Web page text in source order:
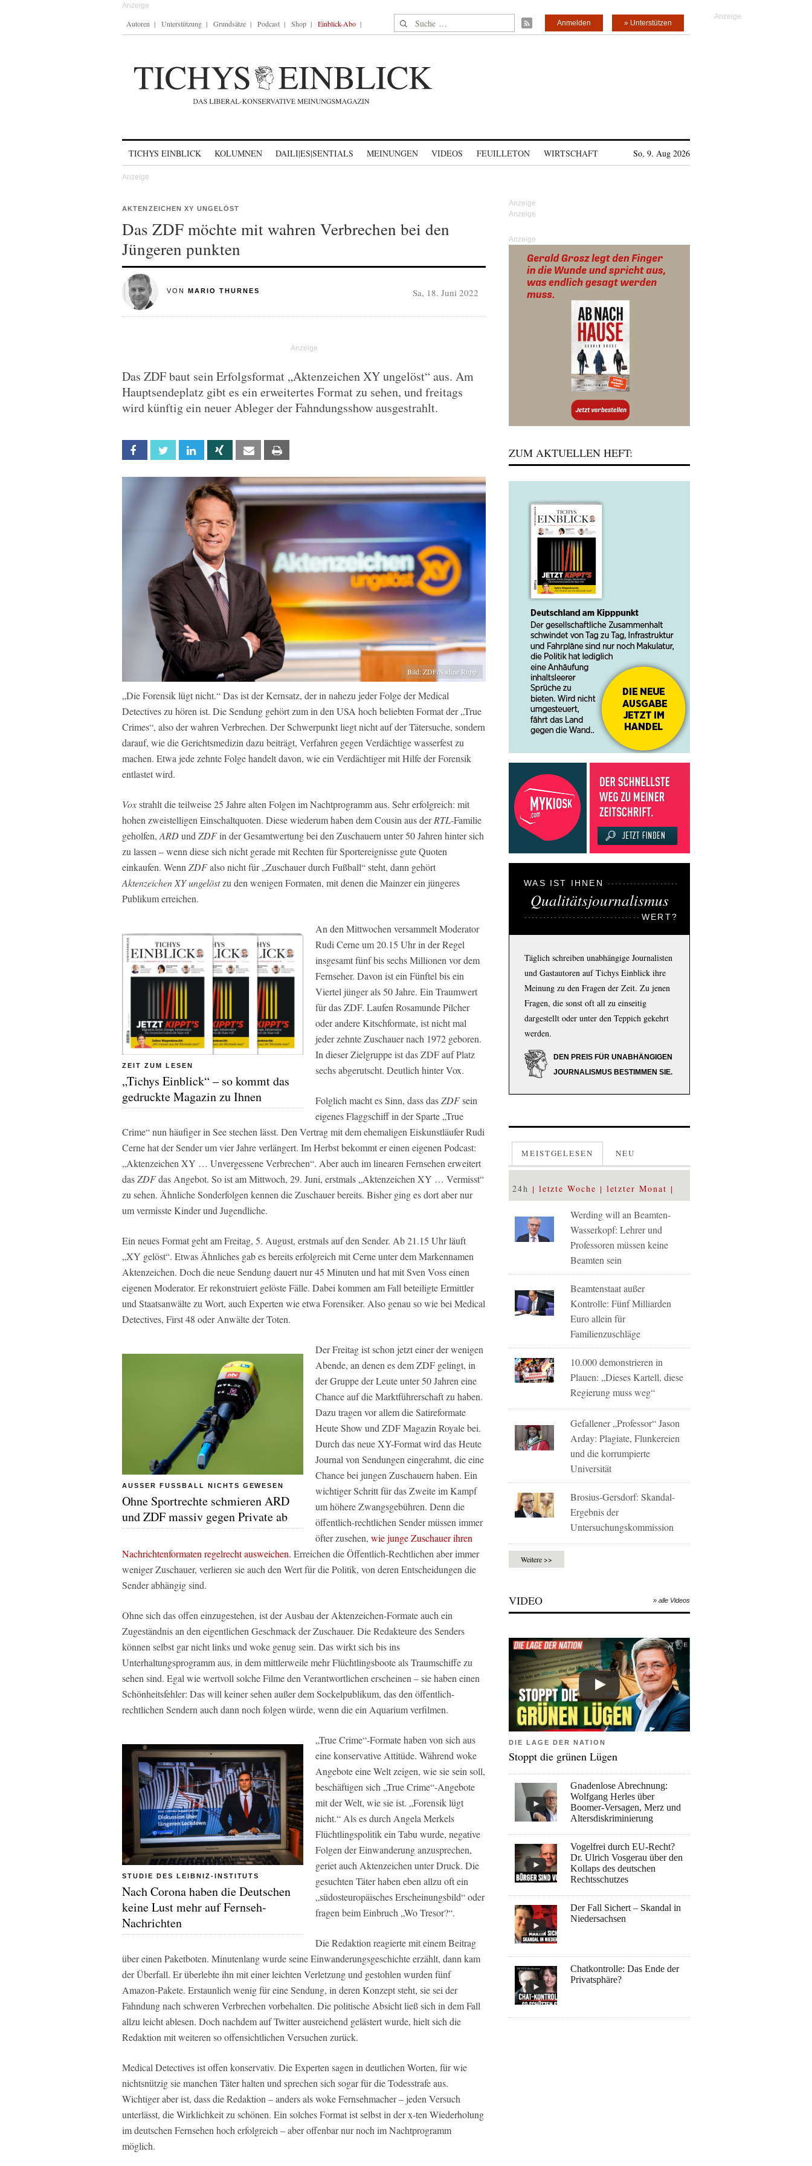
Autoren Unterstützung Grundsätze Podcast Shop Einblick-Abo Suche nach: » Unterstützen
Anmelden
TICHYS EINBLICK KOLUMNEN DAILI|ES|SENTIALS MEINUNGEN VIDEOS FEUILLETON WIRTSCHAFT So, 9. Aug 2026
AKTENZEICHEN XY UNGELÖST
Das ZDF möchte mit wahren Verbrechen bei den
Jüngeren punkten
VON MARIO THURNES Sa, 18. Juni 2022
Das ZDF baut sein Erfolgsformat „Aktenzeichen XY ungelöst“ aus. Am
Hauptsendeplatz gibt es ein erweitertes Format zu sehen, und freitags
wird künftig ein neuer Ableger der Fahndungsshow ausgestrahlt.
Facebook Twitter Linkedin Xing Email
Bild: ZDF/Nadine Rupp
„Die Forensik lügt nicht.“ Das ist der Kernsatz, der in nahezu jeder Folge der Medical
Detectives zu hören ist. Die Sendung gehört zum in den USA hoch beliebten Format der „True
Crimes“, also der wahren Verbrechen. Der Schwerpunkt liegt nicht auf der Tätersuche, sondern
darauf, wie die Gerichtsmedizin dazu beiträgt, Verfahren gegen Verdächtige wasserfest zu
machen. Etwa jede zehnte Folge handelt davon, wie ein Verdächtiger mit Hilfe der Forensik
entlastet wird.
Voxstrahlt die teilweise 25 Jahre alten Folgen im Nachtprogramm aus. Sehr erfolgreich: mit
hohen zweistelligen Einschaltquoten. Diese wiederum haben dem Cousin aus derRTL-Familie
geholfen, ARDund ZDFin der Gesamtwertung bei den Zuschauern unter 50 Jahren hinter sich
zu lassen – wenn diese sich nicht gerade mit Rechten für Sportereignisse gute Quoten
einkaufen. Wenn ZDFalso nicht für „Zuschauer durch Fußball“ steht, dann gehört
Aktenzeichen XY ungelöstzu den wenigen Formaten, mit denen die Mainzer ein jüngeres
Publikum erreichen.
ZEIT ZUM LESEN
„Tichys Einblick“ – so kommt das
gedruckte Magazin zu Ihnen
An den Mittwochen versammelt Moderator
Rudi Cerne um 20.15 Uhr in der Regel
insgesamt fünf bis sechs Millionen vor dem
Fernseher. Davon ist ein Fünftel bis ein
Viertel jünger als 50 Jahre. Ein Traumwert
für dasZDF. Laufen Rosamunde Pilcher
oder andere Kitschformate, ist nicht mal
jeder zehnte Zuschauer nach 1972 geboren.
In dieser Zielgruppe ist dasZDFauf Platz
sechs abgerutscht. Deutlich hinterVox.
Folglich macht es Sinn, dass dasZDFsein
eigenes Flaggschiff in der Sparte „True
Crime“ nun häufiger in See stechen lässt. Den Vertrag mit dem ehemaligen Eiskunstläufer Rudi
Cerne hat der Sender um vier Jahre verlängert. Im Herbst bekommt er einen eigenen Podcast:
„Aktenzeichen XY … Unvergessene Verbrechen“. Aber auch im linearen Fernsehen erweitert
dasZDFdas Angebot. So ist am Mittwoch, 29. Juni, erstmals „Aktenzeichen XY … Vermisst“
zu sehen. Ähnliche Sonderfolgen kennen die Zuschauer bereits. Bisher ging es dort aber nur
um vermisste Kinder und Jugendliche.
Ein neues Format geht am Freitag, 5. August, erstmals auf den Sender. Ab 21.15 Uhr läuft
„XY gelöst“. Etwas Ähnliches gab es bereits erfolgreich mit Cerne unter dem Markennamen
Aktenzeichen. Doch die neue Sendung dauert nur 45 Minuten und hat mit Sven Voss einen
eigenen Moderator. Er rekonstruiert gelöste Fälle. Dabei kommen am Fall beteiligte Ermittler
und Staatsanwälte zu Wort, auch Experten wie etwa Forensiker. Also genau so wie bei Medical
Detectives, First 48 oder Anwälte der Toten.
AUSSER FUSSBALL NICHTS GEWESEN
Ohne Sportrechte schmieren ARD
und ZDF massiv gegen Private ab
Der Freitag ist schon jetzt einer der wenigen
Abende, an denen es demZDF gelingt, in
der Gruppe der Leute unter 50 Jahren eine
Chance auf die Marktführerschaft zu haben.
Dazu tragen vor allem die Satireformate
Heute Show und ZDFMagazin Royale bei.
Durch das neue XY-Format wird das Heute
Journal von Sendungen eingerahmt, die eine
Chance bei jungen Zuschauern haben. Ein
wichtiger Schritt für das Zweite im Kampf
um höhere Zwangsgebühren. Denn die
öffentlich-rechtlichen Sender müssen immer
öfter zusehen, wie junge Zuschauer ihren
Nachrichtenformaten regelrecht ausweichen. Erreichen die Öffentlich-Rechtlichen aber immer
weniger Zuschauer, verlieren sie auch den Wert für die Politik, von deren Entscheidungen die
Sender abhängig sind.
Ohne sich das offen einzugestehen, ist der Ausbau der Aktenzeichen-Formate auch ein
Zugeständnis an den eigentlichen Geschmack der Zuschauer. Die Redakteure des Senders
können selbst gar nicht links und woke genug sein. Das wirkt sich bis ins
Unterhaltungsprogramm aus, in dem mittlerweile mehr Flüchtlingsboote als Traumschiffe zu
sehen sind. Egal wie wertvoll solche Filme den Verantwortlichen erscheinen – sie haben einen
Schönheitsfehler: Das will keiner sehen außer dem Sockelpublikum, das den öffentlich-
rechtlichen Sendern auch dann noch folgen würde, wenn die ein Aquarium verfilmen.
STUDIE DES LEIBNIZ-INSTITUTS
Nach Corona haben die Deutschen
keine Lust mehr auf Fernseh-
Nachrichten
„True Crime“-Formate haben von sich aus
eine konservative Attitüde. Während woke
Angebote eine Welt zeigen, wie sie sein soll,
beschäftigen sich „True Crime“-Angebote
mit der Welt, wie sie ist. „Forensik lügt
nicht.“ Als es durch Angela Merkels
Flüchtlingspolitik ein Tabu wurde, negative
Folgen der Einwanderung anzusprechen,
geriet auch Aktenzeichen unter Druck. Die
gesuchten Täter haben eben allzu oft ein
„südosteuropäisches Erscheinungsbild“ oder
fragen beim Einbruch „Wo Tresor?“.
Die Redaktion reagierte mit einem Beitrag
über einen Paketboten. Minutenlang wurde seine Einwanderungsgeschichte erzählt, dann kam
der Überfall. Er überlebte ihn mit einer leichten Verletzung und gestohlen wurden fünf
Amazon-Pakete. Erstaunlich wenig für eine Sendung, in deren Konzept steht, sie sei der
Fahndung nach schweren Verbrechen vorbehalten. Die politische Absicht ließ sich in dem Fall
allzu leicht ablesen. Doch nachdem auf Twitter ausreichend gelästert wurde, hielt sich die
Redaktion mit weiteren so offensichtlichen Versuchen zurück.
Medical Detectives ist offen konservativ. Die Experten sagen in deutlichen Worten, für wie
nichtsnützig sie manchen Täter halten und sprechen sich sogar für die Todesstrafe aus.
Wichtiger aber ist, dass die Redaktion – anders als woke Fernsehmacher – jeden Versuch
unterlässt, die Wirklichkeit zu schönen. Ein solches Format ist selbst in der x-ten Wiederholung
im deutschen Fernsehen hoch erfolgreich – aber offenbar nur noch im Nachtprogramm
möglich.
Anzeige
ZUM AKTUELLEN HEFT:
WAS IST IHNEN
Qualitätsjournalismus
WERT?
Täglich schreiben unabhängige Journalisten
und Gastautoren auf Tichys Einblick ihre
Meinung zu den Fragen der Zeit. Zu jenen
Fragen, die sonst oft all zu einseitig
dargestellt oder unter den Teppich gekehrt
werden.
DEN PREIS FÜR UNABHÄNGIGEN
JOURNALISMUS BESTIMMEN SIE.
MEISTGELESEN NEU
24h letzte Woche letzter Monat
Werding will an Beamten-
Wasserkopf: Lehrer und
Professoren müssen keine
Beamten sein
Beamtenstaat außer
Kontrolle: Fünf Milliarden
Euro allein für
Familienzuschläge
10.000 demonstrieren in
Plauen: „Dieses Kartell, diese
Regierung muss weg“
Gefallener „Professor“ Jason
Arday: Plagiate, Flunkereien
und die korrumpierte
Universität
Brosius-Gersdorf: Skandal-
Ergebnis der
Untersuchungskommission
Weitere >>
VIDEO » alle Videos
DIE LAGE DER NATION
Stoppt die grünen Lügen
Gnadenlose Abrechnung:
Wolfgang Herles über
Boomer-Versagen, Merz und
Altersdiskriminierung
Vogelfrei durch EU-Recht?
Dr. Ulrich Vosgerau über den
Kollaps des deutschen
Rechtsschutzes
Der Fall Sichert – Skandal in
Niedersachsen
Chatkontrolle: Das Ende der
Privatsphäre?